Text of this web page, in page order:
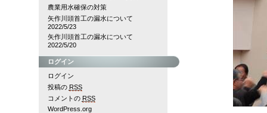
農業用水確保の対策
矢作川頭首工の漏水について
2022/5/23
矢作川頭首工の漏水について
2022/5/20
ログイン
ログイン
投稿の RSS
コメントの RSS
WordPress.org